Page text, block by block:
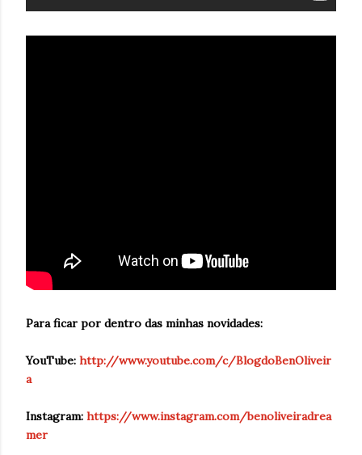
Para ficar por dentro das minhas novidades:
YouTube: http://www.youtube.com/c/BlogdoBenOliveir
a
Instagram: https://www.instagram.com/benoliveiradrea
mer